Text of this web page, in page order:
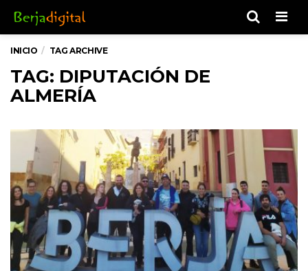
INICIO TAG ARCHIVE
TAG: DIPUTACIÓN DE
ALMERÍA